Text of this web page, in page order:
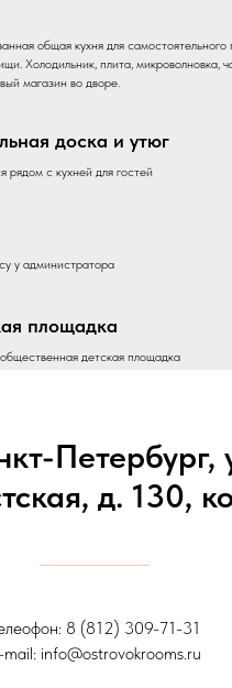
общая кухня для самостоятельного
Холодильник, плита, микроволновка,
магазин во дворе.
доска и утюг
рядом с кухней для гостей
у администратора
площадка
детская площадка
Петербург,
д. 130,
8 (812) 309-71-31
mail: info@ostrovokrooms.ru